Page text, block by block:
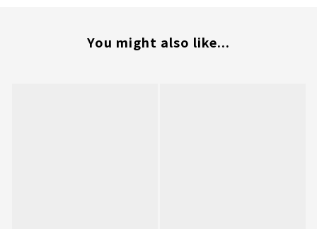
You might also like...